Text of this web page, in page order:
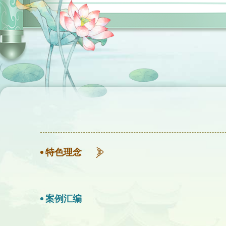
特色理念
案例汇编